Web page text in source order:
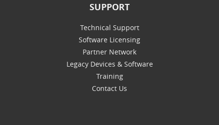
SUPPORT
Technical Support
Software Licensing
Partner Network
Legacy Devices & Software
Training
Contact Us